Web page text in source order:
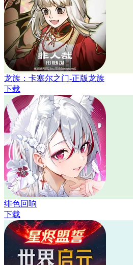
龙族：卡塞尔之门-正版龙族
下载
绯色回响
下载